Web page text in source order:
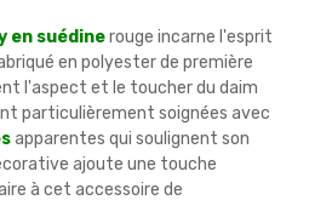
en suédinerouge incarne l'esprit
en polyester de première
l'aspect et le toucher du daim
particulièrement soignées avec
apparentes qui soulignent son
ajoute une touche
à cet accessoire de